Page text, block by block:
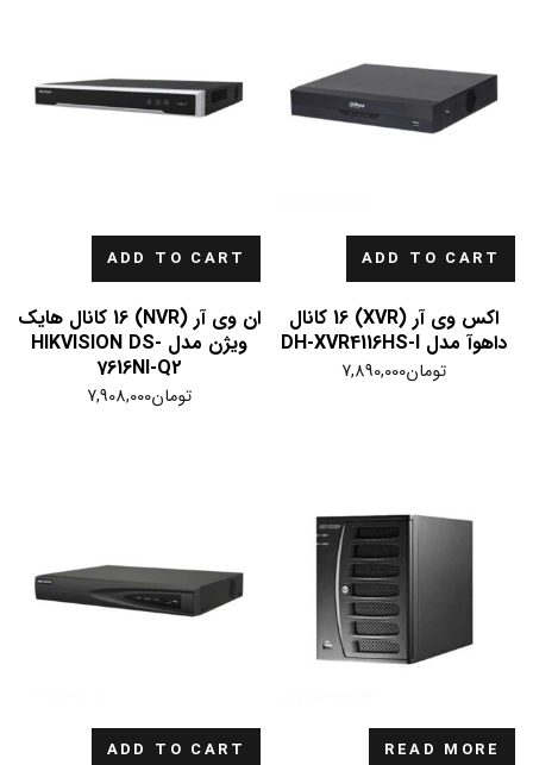
ADD TO CART
اکس وی آر (XVR) 16 کانال
داهوآ مدل DH-XVR4116HS-I
تومان7,890,000
ADD TO CART
ان وی آر (NVR) 16 کانال هایک
ویژن مدل HIKVISION DS-
7616NI-Q2
تومان7,908,000
READ MORE
ADD TO CART